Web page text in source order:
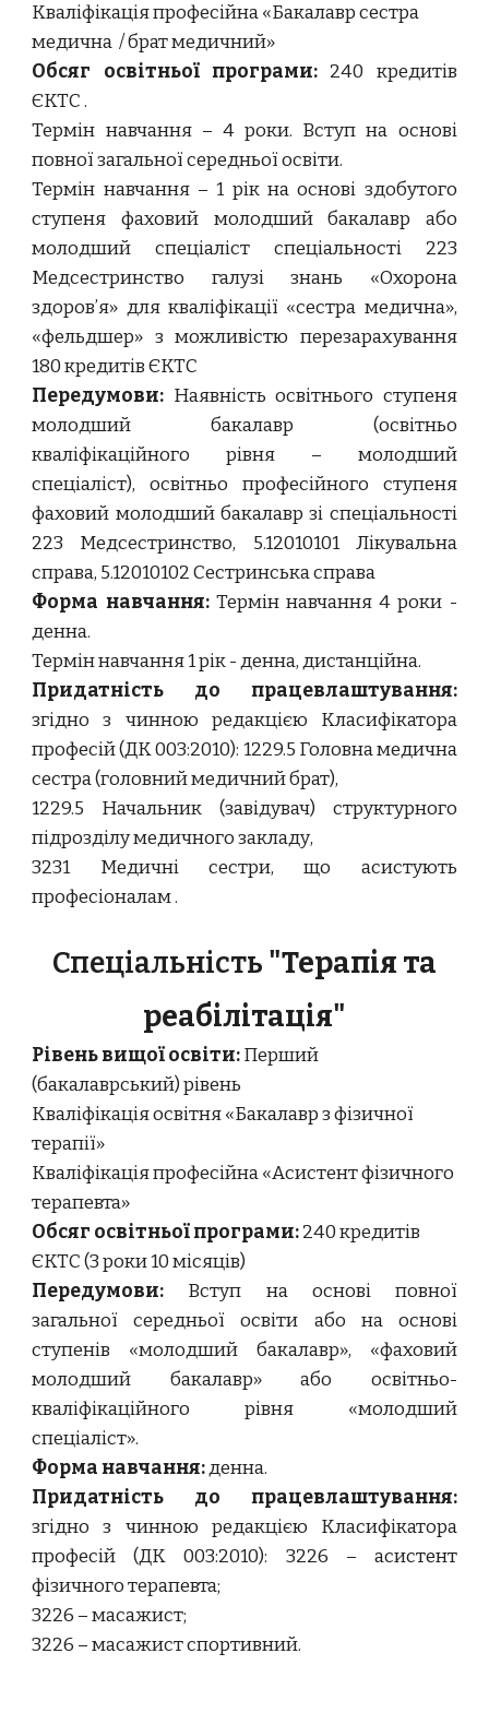
Кваліфікація професійна «Бакалавр сестра
медична / брат медичний»
Обсяг освітньої програми: 240 кредитів
ЄКТС.
Термін навчання – 4роки. Вступ на основі
повної загальної середньої освіти.
Термін навчання – 1 рік на основі здобутого
ступеня фаховий молодший бакалавр або
молодший спеціаліст спеціальності 223
Медсестринство галузі знань «Охорона
здоров’я» для кваліфікації «сестра медична»,
«фельдшер» з можливістю перезарахування
180 кредитів ЄКТС
Передумови: Наявність освітнього ступеня
молодший бакалавр (освітньо
кваліфікаційного рівня – молодший
спеціаліст), освітньо професійного ступеня
фаховий молодший бакалавр зі спеціальності
223 Медсестринство, 5.12010101 Лікувальна
справа, 5.12010102 Сестринська справа
Форма навчання:Термін навчання 4 роки -
денна.
Термін навчання 1 рік - денна, дистанційна.
Придатність до працевлаштування:
згідно з чинною редакцією Класифікатора
професій (ДК 003:2010): 1229.5 Головна медична
сестра (головний медичний брат),
1229.5 Начальник (завідувач) структурного
підрозділу медичного закладу,
3231 Медичні сестри, що асистують
професіоналам.
Спеціальність "Терапія та
реабілітація"
Рівень вищої освіти:Перший
(бакалаврський) рівень
Кваліфікація освітня «Бакалавр з фізичної
терапії»
Кваліфікація професійна «Асистент фізичного
терапевта»
Обсяг освітньої програми:240 кредитів
ЄКТС (3 роки 10 місяців)
Передумови: Вступ на основі повної
загальної середньої освіти або на основі
ступенів «молодший бакалавр», «фаховий
молодший бакалавр» або освітньо-
кваліфікаційного рівня «молодший
спеціаліст».
Форма навчання:денна.
Придатність до працевлаштування:
згідно з чинною редакцією Класифікатора
професій (ДК 003:2010): 3226 – асистент
фізичного терапевта;
3226 – масажист;
3226 – масажист спортивний.